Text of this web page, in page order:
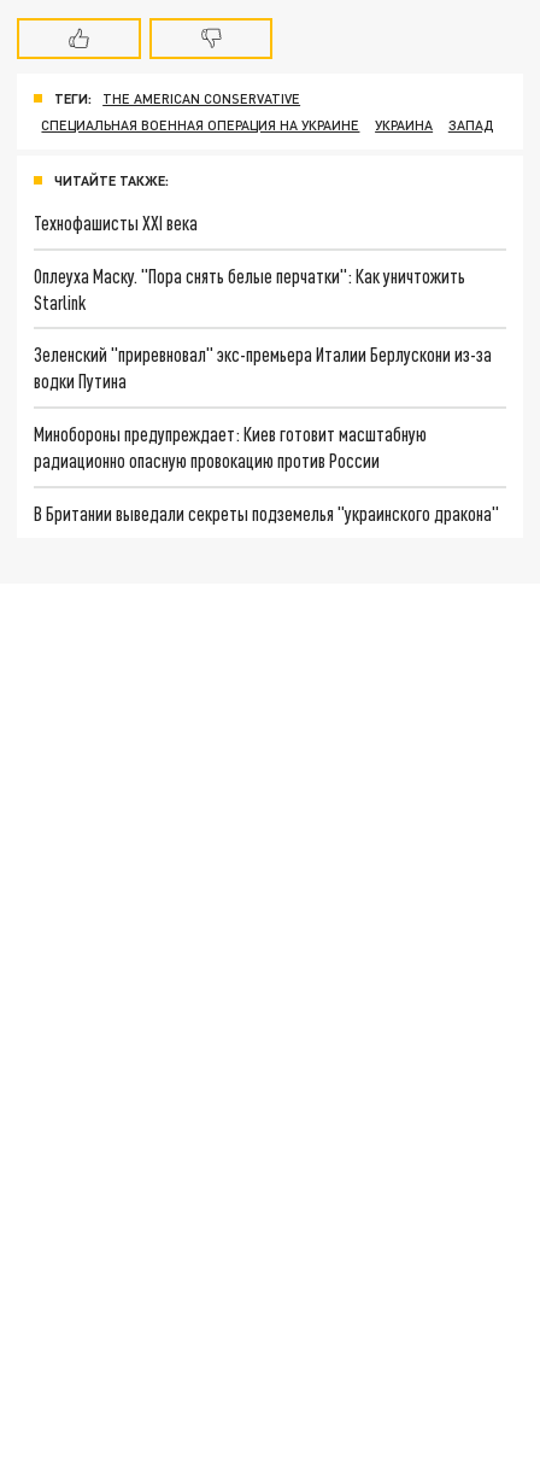
ТЕГИ:
THE AMERICAN CONSERVATIVE
СПЕЦИАЛЬНАЯ ВОЕННАЯ ОПЕРАЦИЯ НА УКРАИНЕ
УКРАИНА ЗАПАД
ЧИТАЙТЕ ТАКЖЕ:
Технофашисты XXI века
Оплеуха Маску. "Пора снять белые перчатки": Как уничтожить
Starlink
Зеленский "приревновал" экс-премьера Италии Берлускони из-за
водки Путина
Минобороны предупреждает: Киев готовит масштабную
радиационно опасную провокацию против России
В Британии выведали секреты подземелья "украинского дракона"